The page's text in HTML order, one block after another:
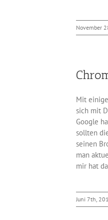
November
Mit
sich mit
Google
sollten
seinen
man
mir hat
Juni 7th,